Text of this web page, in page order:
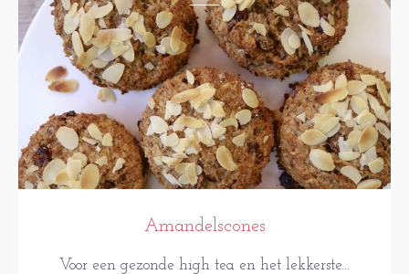
Amandelscones
Voor een gezonde high tea en het lekkerste...